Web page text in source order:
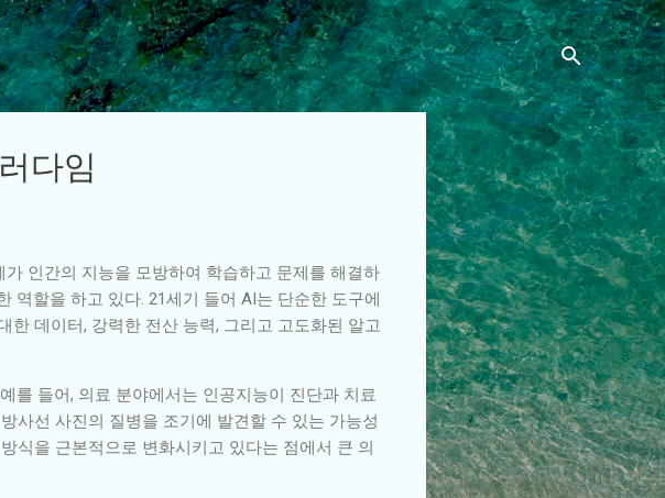
다임
인간의 지능을 모방하여 학습하고 문제를 해결하
역할을 하고 있다. 21세기 들어 AI는 단순한 도구에
데이터, 강력한 전산 능력, 그리고 고도화된 알고
를 들어, 의료 분야에서는 인공지능이 진단과 치료
사선 사진의 질병을 조기에 발견할 수 있는 가능성
식을 근본적으로 변화시키고 있다는 점에서 큰 의